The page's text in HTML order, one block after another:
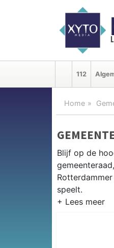
112
Home
Blijf op de
speelt.
Van
over de